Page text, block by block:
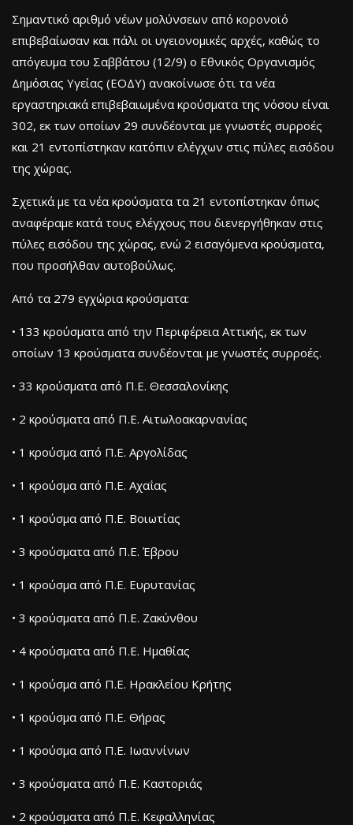
Σημαντικό αριθμό νέων μολύνσεων από κορονοϊό
επιβεβαίωσαν και πάλι οι υγειονομικές αρχές, καθώς το
απόγευμα του Σαββάτου (12/9) ο Εθνικός Οργανισμός
Δημόσιας Υγείας (ΕΟΔΥ) ανακοίνωσε ότι τα νέα
εργαστηριακά επιβεβαιωμένα κρούσματα της νόσου είναι
302, εκ των οποίων 29 συνδέονται με γνωστές συρροές
και 21 εντοπίστηκαν κατόπιν ελέγχων στις πύλες εισόδου
της χώρας.
Σχετικά με τα νέα κρούσματα τα 21 εντοπίστηκαν όπως
αναφέραμε κατά τους ελέγχους που διενεργήθηκαν στις
πύλες εισόδου της χώρας, ενώ 2 εισαγόμενα κρούσματα,
που προσήλθαν αυτοβούλως.
Από τα 279 εγχώρια κρούσματα:
• 133 κρούσματα από την Περιφέρεια Αττικής, εκ των
οποίων 13 κρούσματα συνδέονται με γνωστές συρροές.
• 33 κρούσματα από Π.Ε. Θεσσαλονίκης
• 2 κρούσματα από Π.Ε. Αιτωλοακαρνανίας
• 1 κρούσμα από Π.Ε. Αργολίδας
• 1 κρούσμα από Π.Ε. Αχαΐας
• 1 κρούσμα από Π.Ε. Βοιωτίας
• 3 κρούσματα από Π.Ε. Έβρου
• 1 κρούσμα από Π.Ε. Ευρυτανίας
• 3 κρούσματα από Π.Ε. Ζακύνθου
• 4 κρούσματα από Π.Ε. Ημαθίας
• 1 κρούσμα από Π.Ε. Ηρακλείου Κρήτης
• 1 κρούσμα από Π.Ε. Θήρας
• 1 κρούσμα από Π.Ε. Ιωαννίνων
• 3 κρούσματα από Π.Ε. Καστοριάς
• 2 κρούσματα από Π.Ε. Κεφαλληνίας